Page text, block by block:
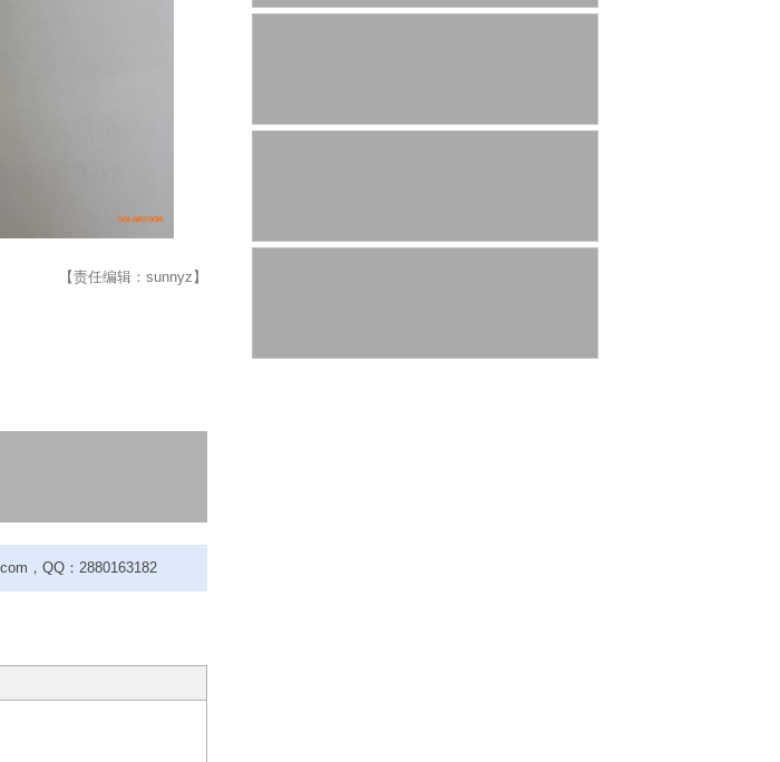
【责任编辑：sunnyz】
，QQ：2880163182